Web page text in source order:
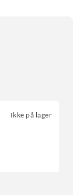
Ikke på lager